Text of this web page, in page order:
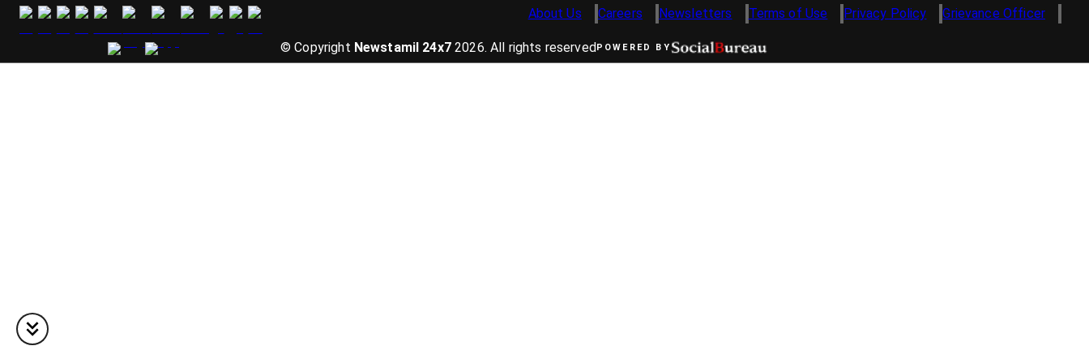
About Us Careers Newsletters Terms of Use Privacy Policy Grievance Officer
© Copyright Newstamil 24x7 2026. All rights reservedPOWERED BY